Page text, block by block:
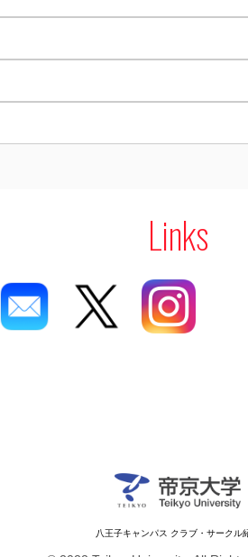
Links
八王子キャンパス クラブ・サークル